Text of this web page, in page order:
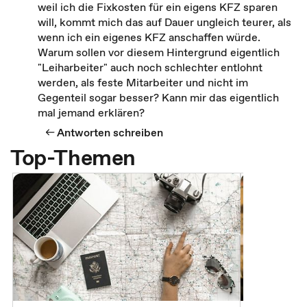
weil ich die Fixkosten für ein eigens KFZ sparen
will, kommt mich das auf Dauer ungleich teurer, als
wenn ich ein eigenes KFZ anschaffen würde.
Warum sollen vor diesem Hintergrund eigentlich
"Leiharbeiter" auch noch schlechter entlohnt
werden, als feste Mitarbeiter und nicht im
Gegenteil sogar besser? Kann mir das eigentlich
mal jemand erklären?
Antworten schreiben
Top-Themen